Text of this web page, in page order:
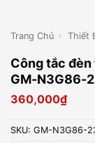
Trang Chủ › Thiết
Công tắc
GM-N3G86-
360,000₫
SKU: GM-N3G86-